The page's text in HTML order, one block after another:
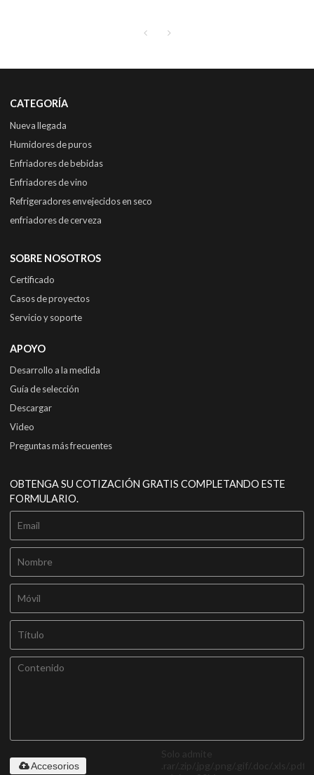
CATEGORÍA
Nueva llegada
Humidores de puros
Enfriadores de bebidas
Enfriadores de vino
Refrigeradores envejecidos en seco
enfriadores de cerveza
SOBRE NOSOTROS
Certificado
Casos de proyectos
Servicio y soporte
APOYO
Desarrollo a la medida
Guía de selección
Descargar
Video
Preguntas más frecuentes
OBTENGA SU COTIZACIÓN GRATIS COMPLETANDO ESTE
FORMULARIO.
Solo admite
.rar/.zip/.jpg/.png/.gif/.doc/.xls/.pdf,
Accesorios